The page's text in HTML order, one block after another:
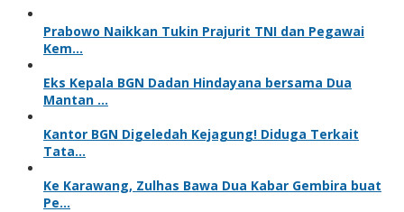
Prabowo Naikkan Tukin Prajurit TNI dan Pegawai
Kem…
Eks Kepala BGN Dadan Hindayana bersama Dua
Mantan …
Kantor BGN Digeledah Kejagung! Diduga Terkait
Tata…
Ke Karawang, Zulhas Bawa Dua Kabar Gembira buat
Pe…